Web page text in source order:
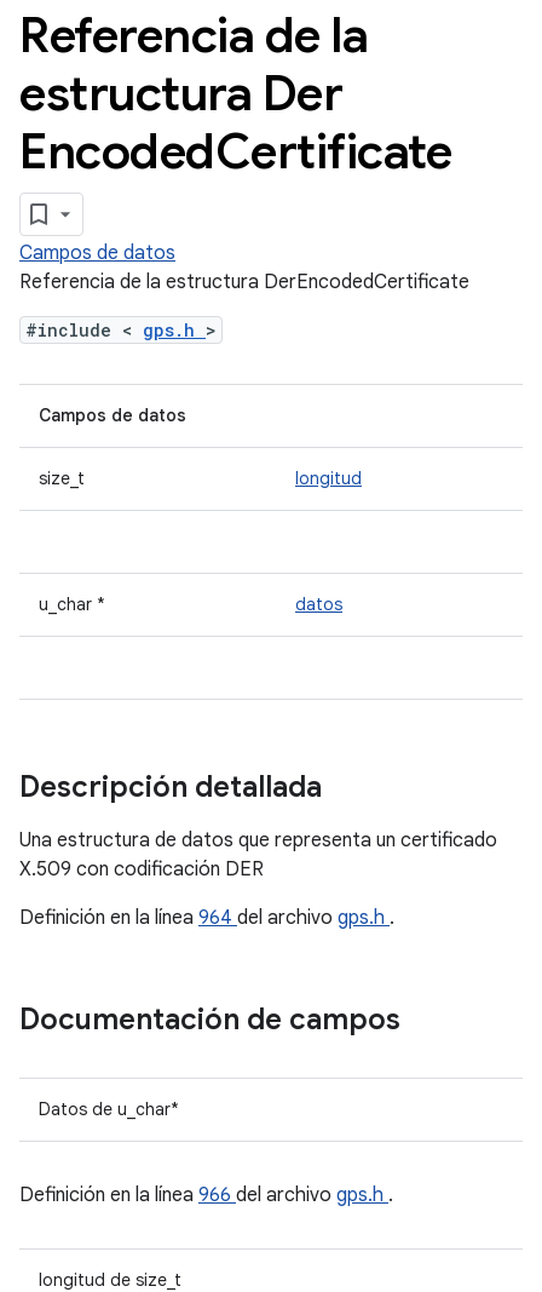
Referencia de la
estructura Der
EncodedCertificate
Campos de datos
Referencia de la estructura DerEncodedCertificate
#include < gps.h >
Campos de datos
size_t longitud
u_char * datos
Descripción detallada
Una estructura de datos que representa un certificado
X.509 con codificación DER
Definición en la línea 964 del archivo gps.h .
Documentación de campos
Datos de u_char*
Definición en la línea 966 del archivo gps.h .
longitud de size_t